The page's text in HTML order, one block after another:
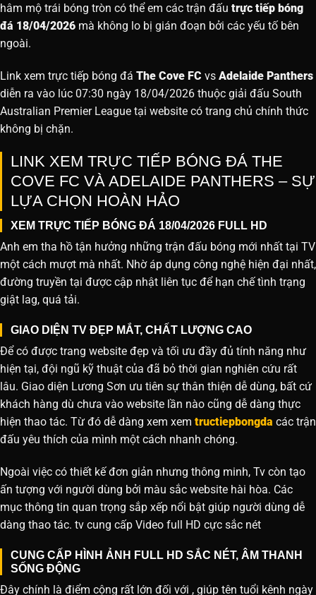
hâm mộ trái bóng tròn có thể em các trận đấu trực tiếp bóng
đá 18/04/2026 mà không lo bị gián đoạn bởi các yếu tố bên
ngoài.
Link xem trực tiếp bóng đá The Cove FC vs Adelaide Panthers
diễn ra vào lúc 07:30 ngày 18/04/2026 thuộc giải đấu South
Australian Premier League tại website có trang chủ chính thức
không bị chặn.
LINK XEM TRỰC TIẾP BÓNG ĐÁ THE
COVE FC VÀ ADELAIDE PANTHERS – SỰ
LỰA CHỌN HOÀN HẢO
XEM TRỰC TIẾP BÓNG ĐÁ 18/04/2026 FULL HD
Anh em tha hồ tận hưởng những trận đấu bóng mới nhất tại TV
một cách mượt mà nhất. Nhờ áp dụng công nghệ hiện đại nhất,
đường truyền tại được cập nhật liên tục để hạn chế tình trạng
giật lag, quá tải.
GIAO DIỆN TV ĐẸP MẮT, CHẤT LƯỢNG CAO
Để có được trang website đẹp và tối ưu đầy đủ tính năng như
hiện tại, đội ngũ kỹ thuật của đã bỏ thời gian nghiên cứu rất
lâu. Giao diện Lương Sơn ưu tiên sự thân thiện dễ dùng, bất cứ
khách hàng dù chưa vào website lần nào cũng dễ dàng thực
hiện thao tác. Từ đó dễ dàng xem xem tructiepbongda các trận
đấu yêu thích của mình một cách nhanh chóng.
Ngoài việc có thiết kế đơn giản nhưng thông minh, Tv còn tạo
ấn tượng với người dùng bởi màu sắc website hài hòa. Các
mục thông tin quan trọng sắp xếp nổi bật giúp người dùng dễ
dàng thao tác. tv cung cấp Video full HD cực sắc nét
CUNG CẤP HÌNH ẢNH FULL HD SẮC NÉT, ÂM THANH
SỐNG ĐỘNG
Đây chính là điểm cộng rất lớn đối với , giúp tên tuổi kênh ngày